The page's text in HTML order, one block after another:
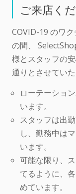
ご来店く
COVID-19 のワ
の間、
様とスタッフの
通りとさせていた
ローテーショ
います。
スタッフは出
し、勤務中は
います。
可能な限り、
てるように、
めています。